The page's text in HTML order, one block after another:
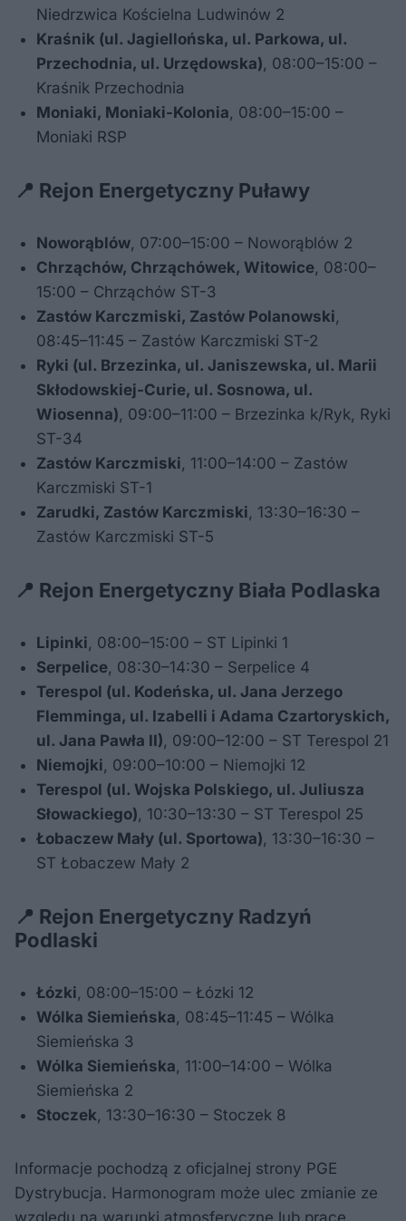
Niedrzwica Kościelna Ludwinów 2
Kraśnik (ul. Jagiellońska, ul. Parkowa, ul.
Przechodnia, ul. Urzędowska) , 08:00–15:00 –
Kraśnik Przechodnia
Moniaki, Moniaki-Kolonia , 08:00–15:00 –
Moniaki RSP
📍 Rejon Energetyczny Puławy
Noworąblów , 07:00–15:00 – Noworąblów 2
Chrząchów, Chrząchówek, Witowice , 08:00–
15:00 – Chrząchów ST-3
Zastów Karczmiski, Zastów Polanowski
08:45–11:45 – Zastów Karczmiski ST-2
Ryki (ul. Brzezinka, ul. Janiszewska, ul. Marii
Skłodowskiej-Curie, ul. Sosnowa, ul.
Wiosenna) , 09:00–11:00 – Brzezinka k/Ryk, Ryki
ST-34
Zastów Karczmiski , 11:00–14:00 – Zastów
Karczmiski ST-1
Zarudki, Zastów Karczmiski , 13:30–16:30 –
Zastów Karczmiski ST-5
📍 Rejon Energetyczny Biała Podlaska
Lipinki , 08:00–15:00 – ST Lipinki 1
Serpelice , 08:30–14:30 – Serpelice 4
Terespol (ul. Kodeńska, ul. Jana Jerzego
Flemminga, ul. Izabelli i Adama Czartoryskich,
ul. Jana Pawła II) , 09:00–12:00 – ST Terespol 21
Niemojki , 09:00–10:00 – Niemojki 12
Terespol (ul. Wojska Polskiego, ul. Juliusza
Słowackiego) , 10:30–13:30 – ST Terespol 25
Łobaczew Mały (ul. Sportowa) , 13:30–16:30 –
ST Łobaczew Mały 2
📍 Rejon Energetyczny Radzyń
Podlaski
Łózki , 08:00–15:00 – Łózki 12
Wólka Siemieńska , 08:45–11:45 – Wólka
Siemieńska 3
Wólka Siemieńska , 11:00–14:00 – Wólka
Siemieńska 2
Stoczek , 13:30–16:30 – Stoczek 8
Informacje pochodzą z oficjalnej strony PGE
Dystrybucja. Harmonogram może ulec zmianie ze
względu na warunki atmosferyczne lub prace